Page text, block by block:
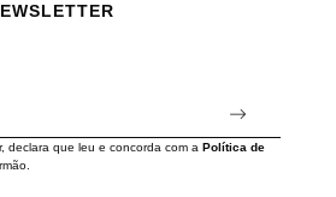
declara que leu e concorda com aPolítica de